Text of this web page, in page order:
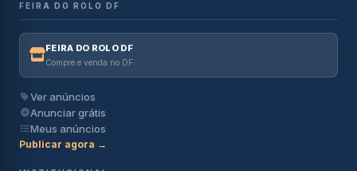
FEIRA DO ROLO DF
FEIRA DO ROLO DF
Compre e venda no DF
Ver anúncios
Anunciar grátis
Meus anúncios
Publicar agora →